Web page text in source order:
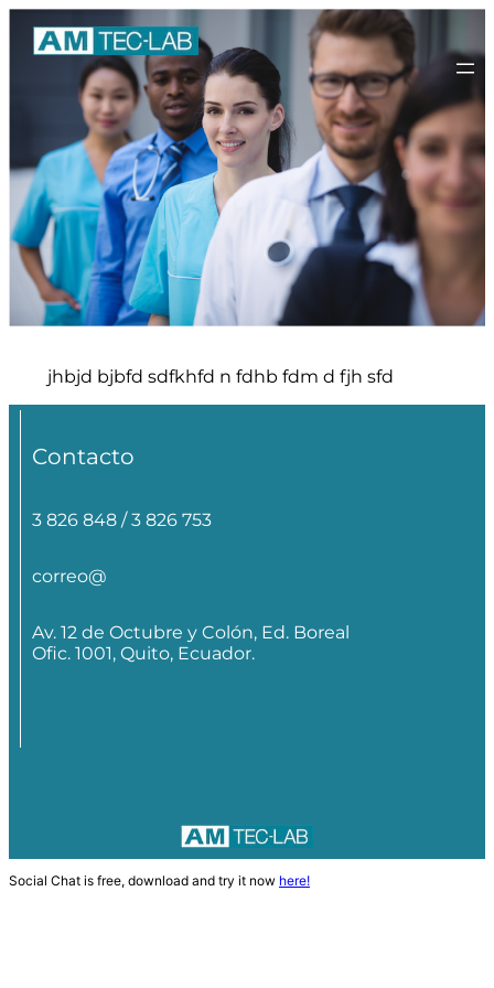
jhbjd bjbfd sdfkhfd n fdhb fdm d fjh sfd
Contacto
3 826 848 / 3 826 753
correo@
Av. 12 de Octubre y Colón, Ed. Boreal
Ofic. 1001, Quito, Ecuador.
Social Chat is free, download and try it now here!